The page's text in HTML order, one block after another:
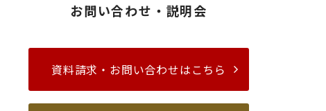
お問い合わせ・説明会
資料請求・お問い合わせはこちら